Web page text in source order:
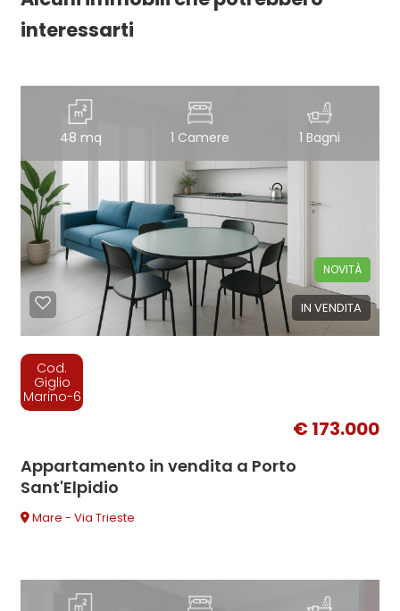
interessarti
48 mq 1 Camere 1 Bagni
IN VENDITA
NOVITÀ
Cod.
Giglio
Marino-6
€ 173.000
Appartamento in vendita a Porto
Sant'Elpidio
Mare - Via Trieste